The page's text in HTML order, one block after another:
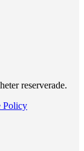
reserverade.
Policy